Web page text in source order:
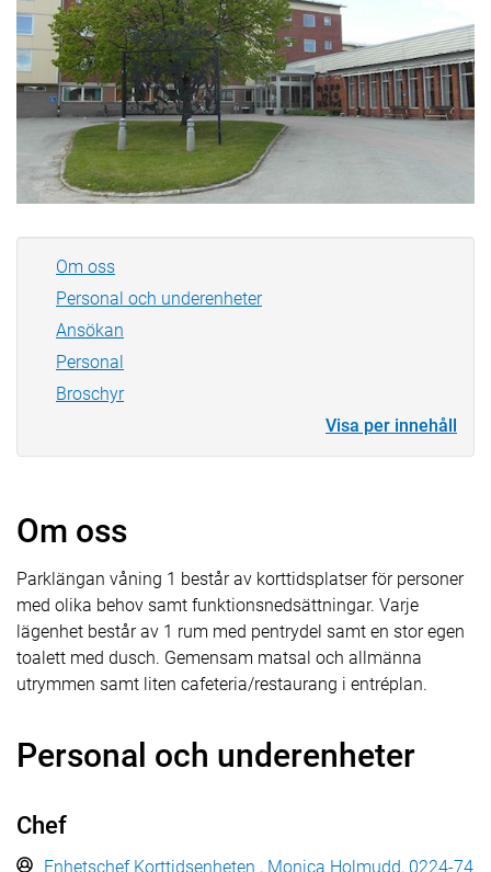
Om oss
Personal och underenheter
Ansökan
Personal
Broschyr
Visa per innehåll
Om oss
Parklängan våning 1 består av korttidsplatser för personer
med olika behov samt funktionsnedsättningar. Varje
lägenhet består av 1 rum med pentrydel samt en stor egen
toalett med dusch. Gemensam matsal och allmänna
utrymmen samt liten cafeteria/restaurang i entréplan.
Personal och underenheter
Chef
Enhetschef Korttidsenheten , Monica Holmudd, 0224-74